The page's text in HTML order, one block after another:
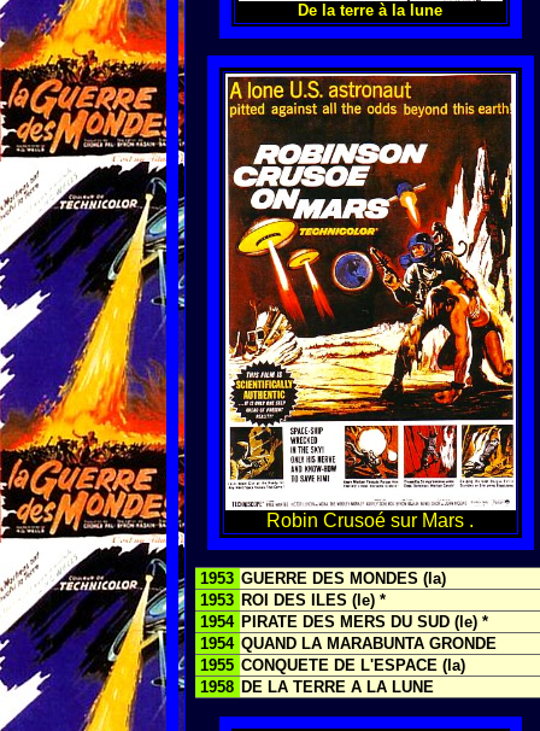
De la terre à la lune
Robin Crusoé sur Mars .
1953 GUERRE DES MONDES (la)
1953 ROI DES ILES (le) *
1954 PIRATE DES MERS DU SUD (le) *
1954 QUAND LA MARABUNTA GRONDE
1955 CONQUETE DE L'ESPACE (la)
1958 DE LA TERRE A LA LUNE